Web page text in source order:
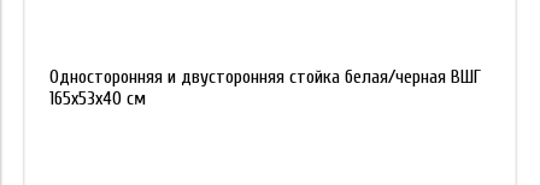
Односторонняя и двусторонняя стойка белая/черная ВШГ
165х53х40 см